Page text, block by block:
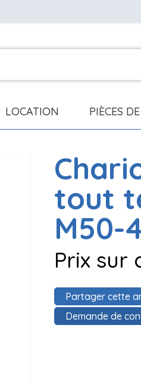
LOCATION PIÈCES
tout
M50-
Prix sur
Demande de
Partager cette